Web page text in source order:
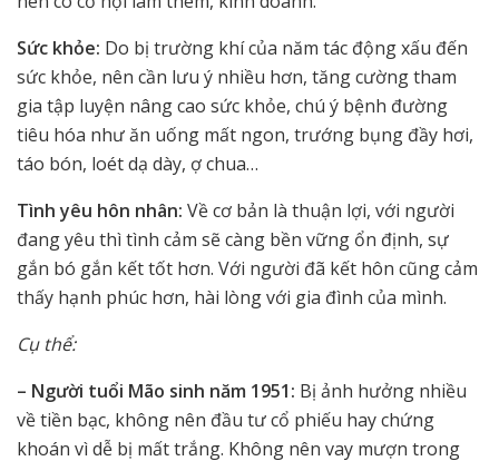
Sức khỏe: Do bị trường khí của năm tác động xấu đến
sức khỏe, nên cần lưu ý nhiều hơn, tăng cường tham
gia tập luyện nâng cao sức khỏe, chú ý bệnh đường
tiêu hóa như ăn uống mất ngon, trướng bụng đầy hơi,
táo bón, loét dạ dày, ợ chua…
Tình yêu hôn nhân: Về cơ bản là thuận lợi, với người
đang yêu thì tình cảm sẽ càng bền vững ổn định, sự
gắn bó gắn kết tốt hơn. Với người đã kết hôn cũng cảm
thấy hạnh phúc hơn, hài lòng với gia đình của mình.
Cụ thể:
– Người tuổi Mão sinh năm 1951: Bị ảnh hưởng nhiều
về tiền bạc, không nên đầu tư cổ phiếu hay chứng
khoán vì dễ bị mất trắng. Không nên vay mượn trong